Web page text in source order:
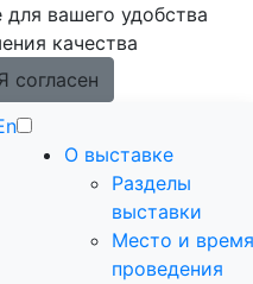
вашего удобства
качества
согласен
О выставке
Разделы
выставки
Место и время
проведения